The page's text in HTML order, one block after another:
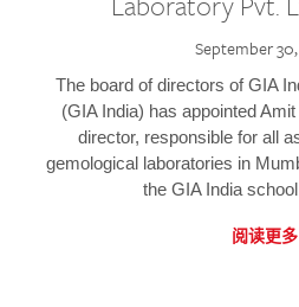
September
The board of directors of GIA
(GIA India) has appointed
director, responsible for all
gemological laboratories in
the GIA India
阅读更多